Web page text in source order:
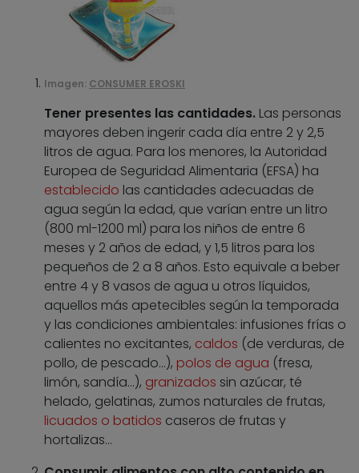
Imagen: CONSUMER EROSKI
Tener presentes las cantidades. Las personas
mayores deben ingerir cada día entre 2 y 2,5
litros de agua. Para los menores, la Autoridad
Europea de Seguridad Alimentaria (EFSA) ha
establecido las cantidades adecuadas de
agua según la edad, que varían entre un litro
(800 ml-1200 ml) para los niños de entre 6
meses y 2 años de edad, y 1,5 litros para los
pequeños de 2 a 8 años. Esto equivale a beber
entre 4 y 8 vasos de agua u otros líquidos,
aquellos más apetecibles según la temporada
y las condiciones ambientales: infusiones frías o
calientes no excitantes, caldos (de verduras, de
pollo, de pescado…), polos de agua (fresa,
limón, sandía…), granizados sin azúcar, té
helado, gelatinas, zumos naturales de frutas,
licuados o batidos caseros de frutas y
hortalizas…